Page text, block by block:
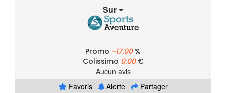
Sur
Promo -17.00%
Colissimo 0.00€
Aucun avis
Favoris
Alerte Partager